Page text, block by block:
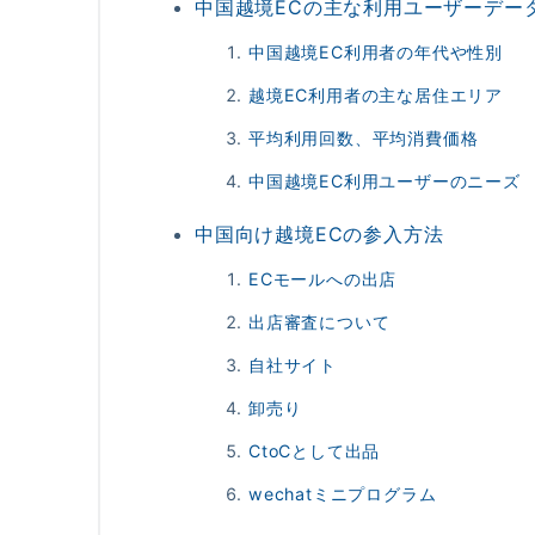
中国越境ECの主な利用ユーザーデー
中国越境EC利用者の年代や性別
越境EC利用者の主な居住エリア
平均利用回数、平均消費価格
中国越境EC利用ユーザーのニーズ
中国向け越境ECの参入方法
ECモールへの出店
出店審査について
自社サイト
卸売り
CtoCとして出品
wechatミニプログラム